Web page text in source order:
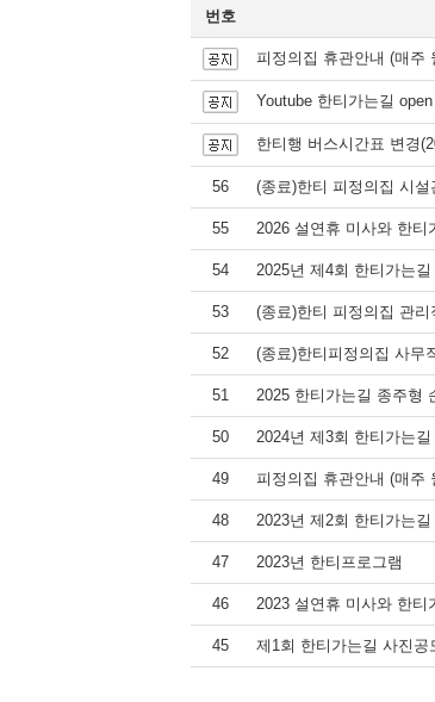
번호
피정의집 휴관안내 (매주
Youtube 한티가는길 open
한티행 버스시간표 변경
56 (종료)한티 피정의집 시설
55 2026 설연휴 미사와 한티
54 2025년 제4회 한티가는
53 (종료)한티 피정의집 관리
52 (종료)한티피정의집 사무
51 2025 한티가는길 종주형
50 2024년 제3회 한티가는
49 피정의집 휴관안내 (매주
48 2023년 제2회 한티가는
47 2023년 한티프로그램
46 2023 설연휴 미사와 한티
45 제1회 한티가는길 사진공